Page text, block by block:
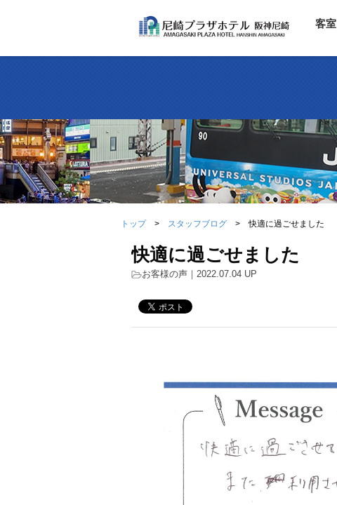
客室
トップ スタッフブログ 快適に過ごせました
快適に過ごせました
お客様の声 ｜2022.07.04 UP